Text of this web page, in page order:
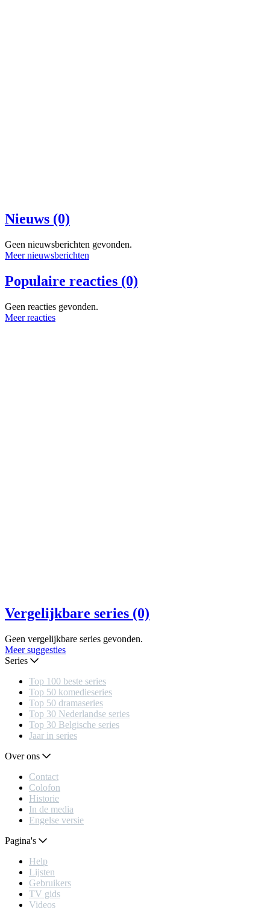
Nieuws (0)
Geen nieuwsberichten gevonden.
Meer nieuwsberichten
Populaire reacties (0)
Geen reacties gevonden.
Meer reacties
Vergelijkbare series (0)
Geen vergelijkbare series gevonden.
Meer suggesties
Series
Top 100 beste series
Top 50 komedieseries
Top 50 dramaseries
Top 30 Nederlandse series
Top 30 Belgische series
Jaar in series
Over ons
Contact
Colofon
Historie
In de media
Engelse versie
Pagina's
Help
Lijsten
Gebruikers
TV gids
Videos